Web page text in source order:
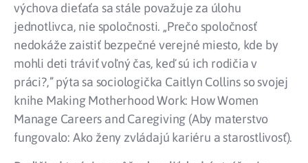
výchova dieťaťa sa stále považuje za úlohu
jednotlivca, nie spoločnosti. „Prečo spoločnosť
nedokáže zaistiť bezpečné verejné miesto, kde by
mohli deti tráviť voľný čas, keď sú ich rodičia v
práci?,” pýta sa sociologička Caitlyn Collins so svojej
knihe Making Motherhood Work: How Women
Manage Careers and Caregiving (Aby materstvo
fungovalo: Ako ženy zvládajú kariéru a starostlivosť).